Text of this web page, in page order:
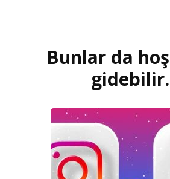
Bunlar da